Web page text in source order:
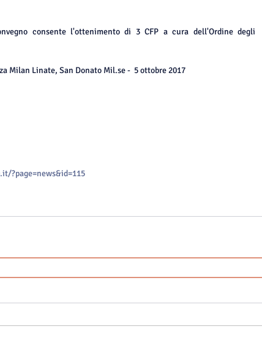
consente l'ottenimento di 3 CFP a cura dell'Ordine degli
Milan Linate, San Donato Mil.se -  5 ottobre 2017
?page=news&id=115